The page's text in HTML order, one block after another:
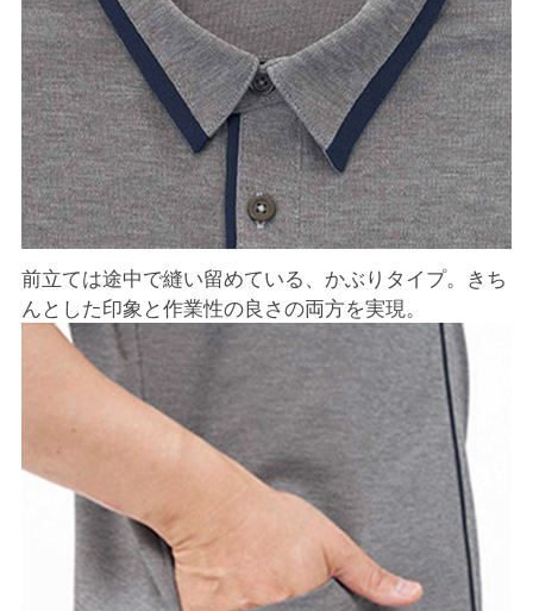
前立ては途中で縫い留めている、かぶりタイプ。きち
んとした印象と作業性の良さの両方を実現。